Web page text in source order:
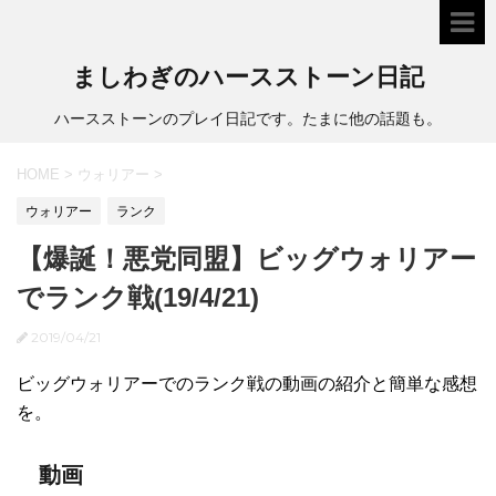
ましわぎのハースストーン日記
ハースストーンのプレイ日記です。たまに他の話題も。
HOME > ウォリアー >
ウォリアー ランク
【爆誕！悪党同盟】ビッグウォリアー
でランク戦(19/4/21)
2019/04/21
ビッグウォリアーでのランク戦の動画の紹介と簡単な感想
を。
動画